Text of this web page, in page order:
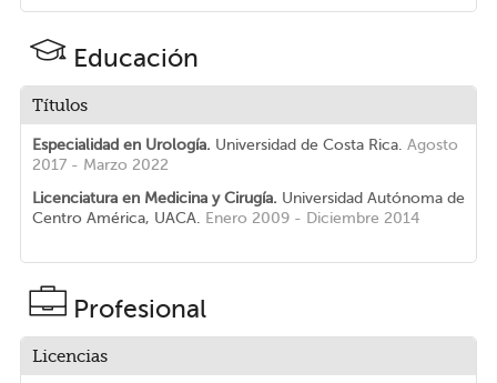
Educación
Títulos
Especialidad en Urología. Universidad de Costa Rica. Agosto
2017 - Marzo 2022
Licenciatura en Medicina y Cirugía. Universidad Autónoma de
Centro América, UACA. Enero 2009 - Diciembre 2014
Profesional
Licencias